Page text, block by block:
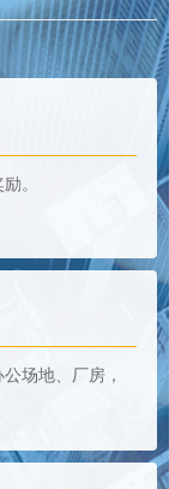
。
场地、厂房，